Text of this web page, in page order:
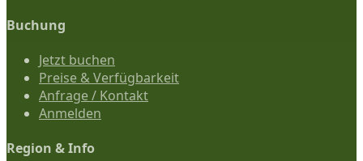
Buchung
Jetzt buchen
Preise & Verfügbarkeit
Anfrage / Kontakt
Anmelden
Region & Info